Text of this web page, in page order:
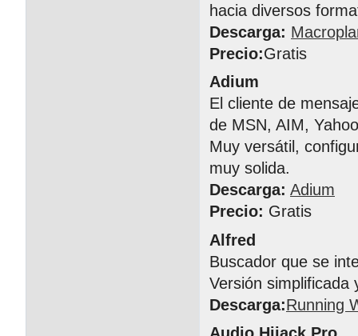
hacia diversos
Descarga:
Precio:Gratis
Adium
El cliente de
de MSN, AIM,
Muy versátil,
muy solida.
Descarga: Adium
Precio: Gratis
Alfred
Buscador que se
Versión simplificada
Descarga:Running